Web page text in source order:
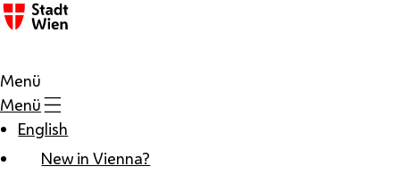
Zum Inhalt
Menü
Menü
English
New in Vienna?